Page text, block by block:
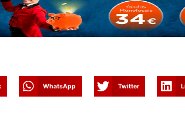
PUB
WhatsApp Twitter